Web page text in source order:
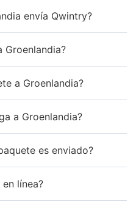
envía Qwintry?
Groenlandia?
a Groenlandia?
a Groenlandia?
es enviado?
línea?